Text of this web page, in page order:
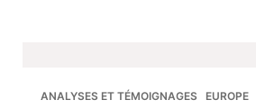
ANALYSES ET TÉMOIGNAGES EUROPE